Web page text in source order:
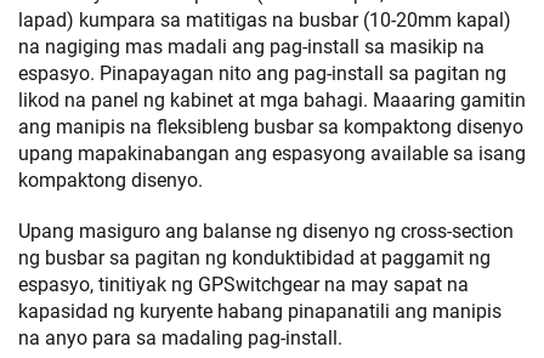
lapad) kumpara sa matitigas na busbar (10-20mm kapal)
na nagiging mas madali ang pag-install sa masikip na
espasyo. Pinapayagan nito ang pag-install sa pagitan ng
likod na panel ng kabinet at mga bahagi. Maaaring gamitin
ang manipis na fleksibleng busbar sa kompaktong disenyo
upang mapakinabangan ang espasyong available sa isang
kompaktong disenyo.
Upang masiguro ang balanse ng disenyo ng cross-section
ng busbar sa pagitan ng konduktibidad at paggamit ng
espasyo, tinitiyak ng GPSwitchgear na may sapat na
kapasidad ng kuryente habang pinapanatili ang manipis
na anyo para sa madaling pag-install.